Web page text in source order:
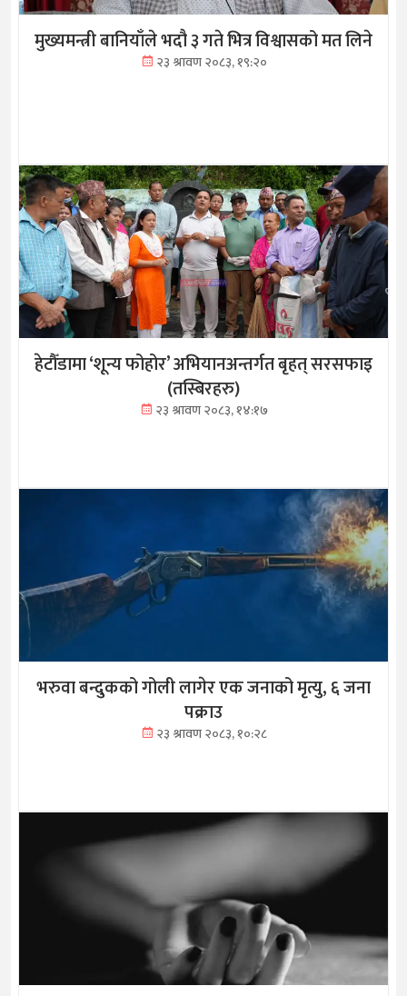
मुख्यमन्त्री बानियाँले भदौ ३ गते भित्र विश्वासको मत लिने
२३ श्रावण २०८३, १९:२०
हेटौँडामा ‘शून्य फोहोर’ अभियानअन्तर्गत बृहत् सरसफाइ
(तस्बिरहरु)
२३ श्रावण २०८३, १४:१७
भरुवा बन्दुकको गोली लागेर एक जनाको मृत्यु, ६ जना
पक्राउ
२३ श्रावण २०८३, १०:२८